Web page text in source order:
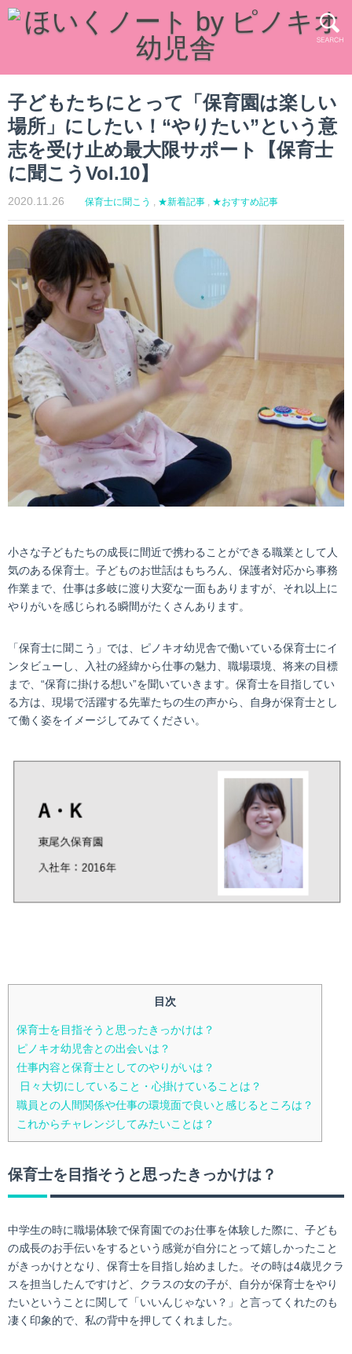
子どもたちにとって「保育園は楽しい
場所」にしたい！“やりたい”という意
志を受け止め最大限サポート【保育士
に聞こうVol.10】
2020.11.26 保育士に聞こう , ★新着記事 , ★おすすめ記事
小さな子どもたちの成長に間近で携わることができる職業として人
気のある保育士。子どものお世話はもちろん、保護者対応から事務
作業まで、仕事は多岐に渡り大変な一面もありますが、それ以上に
やりがいを感じられる瞬間がたくさんあります。
「保育士に聞こう」では、ピノキオ幼児舎で働いている保育士にイ
ンタビューし、入社の経緯から仕事の魅力、職場環境、将来の目標
まで、“保育に掛ける想い”を聞いていきます。保育士を目指してい
る方は、現場で活躍する先輩たちの生の声から、自身が保育士とし
て働く姿をイメージしてみてください。
目次
保育士を目指そうと思ったきっかけは？
ピノキオ幼児舎との出会いは？
仕事内容と保育士としてのやりがいは？
日々大切にしていること・心掛けていることは？
職員との人間関係や仕事の環境面で良いと感じるところは？
これからチャレンジしてみたいことは？
保育士を目指そうと思ったきっかけは？
中学生の時に職場体験で保育園でのお仕事を体験した際に、子ども
の成長のお手伝いをするという感覚が自分にとって嬉しかったこと
がきっかけとなり、保育士を目指し始めました。その時は4歳児クラ
スを担当したんですけど、クラスの女の子が、自分が保育士をやり
たいということに関して「いいんじゃない？」と言ってくれたのも
凄く印象的で、私の背中を押してくれました。